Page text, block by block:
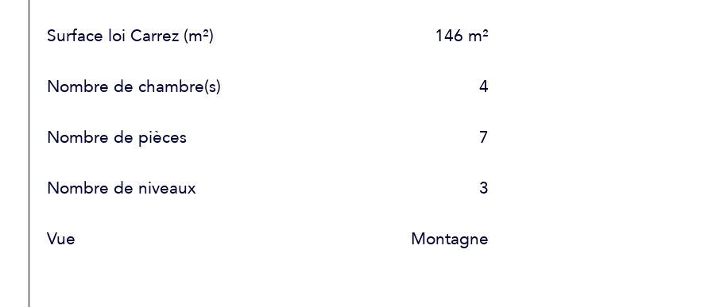
Surface loi Carrez (m²) 146 m²
Nombre de chambre(s) 4
Nombre de pièces 7
Nombre de niveaux 3
Vue Montagne